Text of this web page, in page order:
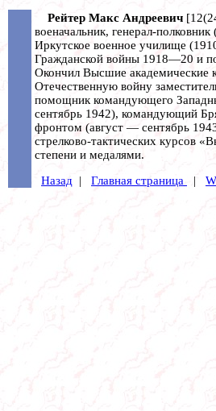
Рейтер Макс Андреевич
военачальник, генерал-
Иркутское военное училище
Гражданской войны 1918—20 и
Окончил Высшие
Отечественную войну
помощник командующего
сентябрь 1942), командующий
фронтом (август — сентябрь
стрелково-тактических курсов
степени и медалями.
Назад | Главная страница |